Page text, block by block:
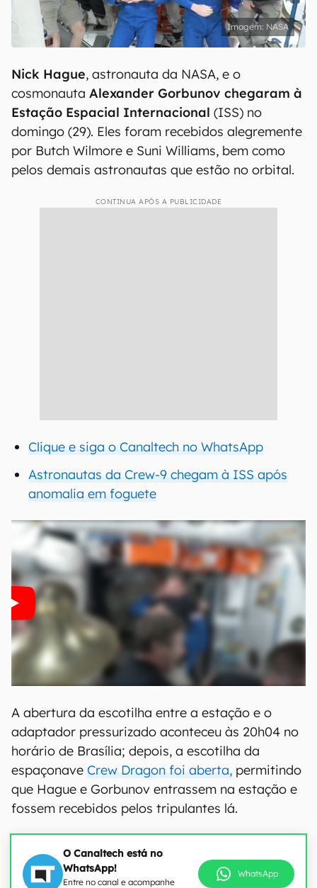
NASA
Nick Hague, astronauta da NASA, e o
cosmonauta Alexander Gorbunov chegaram à
Estação Espacial Internacional (ISS) no
domingo (29). Eles foram recebidos alegremente
por Butch Wilmore e Suni Williams, bem como
pelos demais astronautas que estão no orbital.
CONTINUA APÓS A PUBLICIDADE
Clique e siga o Canaltech no WhatsApp
Astronautas da Crew-9 chegam à ISS após
anomalia em foguete
A abertura da escotilha entre a estação e o
adaptador pressurizado aconteceu às 20h04 no
horário de Brasília; depois, a escotilha da
espaçonave Crew Dragon foi aberta, permitindo
que Hague e Gorbunov entrassem na estação e
fossem recebidos pelos tripulantes lá.
O Canaltech está no
WhatsApp!
Entre no canal e acompanhe
WhatsApp